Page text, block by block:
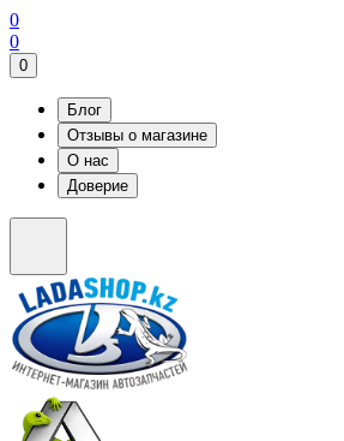
0
0
0
Блог
Отзывы о магазине
О нас
Доверие